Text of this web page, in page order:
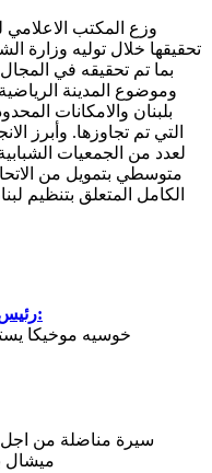
وزع المكتب الاعلامي
تحقيقها خلال توليه وزارة
بما تم تحقيقه في المجال
وموضوع المدينة
بلبنان والامكانات
التي تم تجاوزها. وأبرز
لعدد من الجمعيات
متوسطي بتمويل من
رئيس الأوروغواي قدوة للحكام العرب:
خوسيه موخيكا
سيرة مناضلة من اجل
ميشال